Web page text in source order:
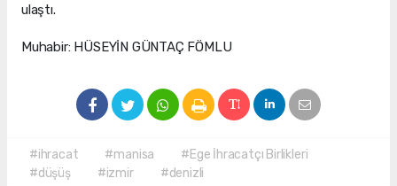
ulaştı.
Muhabir: HÜSEYİN GÜNTAÇ FÖMLU
#ihracat #manisa
#Ege İhracatçı Birlikleri
#düşüş
#izmir #denizli